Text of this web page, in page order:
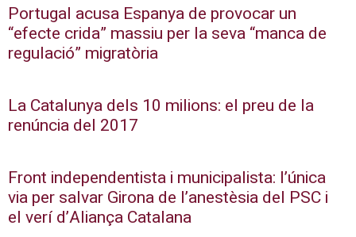
Portugal acusa Espanya de provocar un
“efecte crida” massiu per la seva “manca de
regulació” migratòria
La Catalunya dels 10 milions: el preu de la
renúncia del 2017
Front independentista i municipalista: l’única
via per salvar Girona de l’anestèsia del PSC i
el verí d’Aliança Catalana